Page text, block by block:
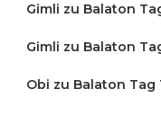
Gimli zu Balaton
Gimli zu Balaton
Obi zu Balaton Tag